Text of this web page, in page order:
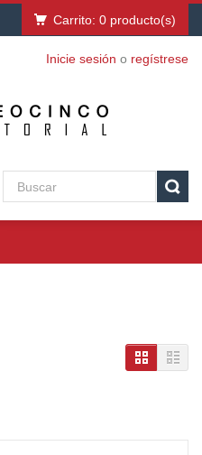
Carrito: 0 producto(s)
Inicie sesión o regístrese